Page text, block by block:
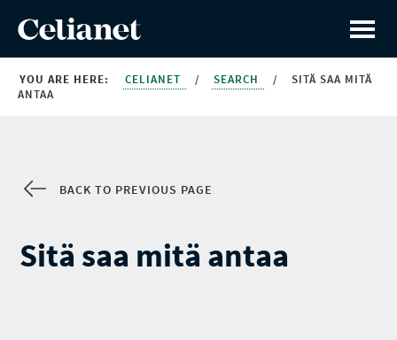
YOU ARE HERE: CELIANET / SEARCH /
SITÄ SAA MITÄ
ANTAA
BACK TO PREVIOUS PAGE
Sitä saa mitä antaa